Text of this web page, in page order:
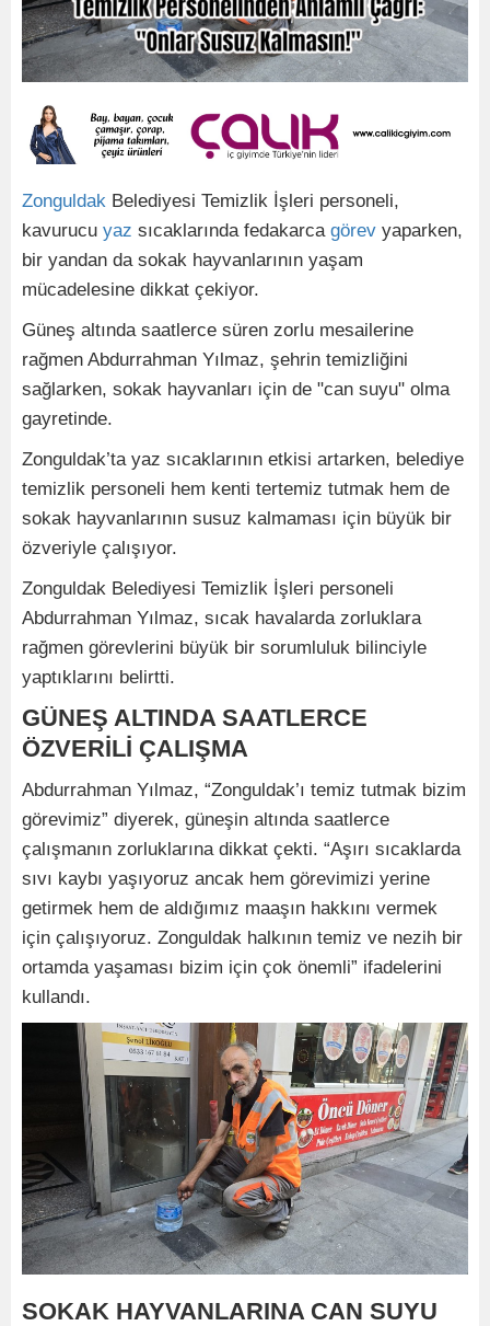
Zonguldak Belediyesi Temizlik İşleri personeli,
kavurucu yaz sıcaklarında fedakarca görev yaparken,
bir yandan da sokak hayvanlarının yaşam
mücadelesine dikkat çekiyor.
Güneş altında saatlerce süren zorlu mesailerine
rağmen Abdurrahman Yılmaz, şehrin temizliğini
sağlarken, sokak hayvanları için de "can suyu" olma
gayretinde.
Zonguldak’ta yaz sıcaklarının etkisi artarken, belediye
temizlik personeli hem kenti tertemiz tutmak hem de
sokak hayvanlarının susuz kalmaması için büyük bir
özveriyle çalışıyor.
Zonguldak Belediyesi Temizlik İşleri personeli
Abdurrahman Yılmaz, sıcak havalarda zorluklara
rağmen görevlerini büyük bir sorumluluk bilinciyle
yaptıklarını belirtti.
GÜNEŞ ALTINDA SAATLERCE
ÖZVERİLİ ÇALIŞMA
Abdurrahman Yılmaz, “Zonguldak’ı temiz tutmak bizim
görevimiz” diyerek, güneşin altında saatlerce
çalışmanın zorluklarına dikkat çekti. “Aşırı sıcaklarda
sıvı kaybı yaşıyoruz ancak hem görevimizi yerine
getirmek hem de aldığımız maaşın hakkını vermek
için çalışıyoruz. Zonguldak halkının temiz ve nezih bir
ortamda yaşaması bizim için çok önemli” ifadelerini
kullandı.
SOKAK HAYVANLARINA CAN SUYU